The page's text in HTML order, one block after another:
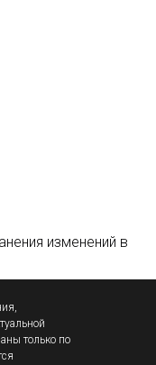
изменений в
только по